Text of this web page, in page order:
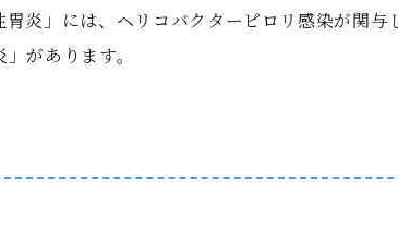
炎」には、ヘリコバクターピロリ感染が関与
があります。